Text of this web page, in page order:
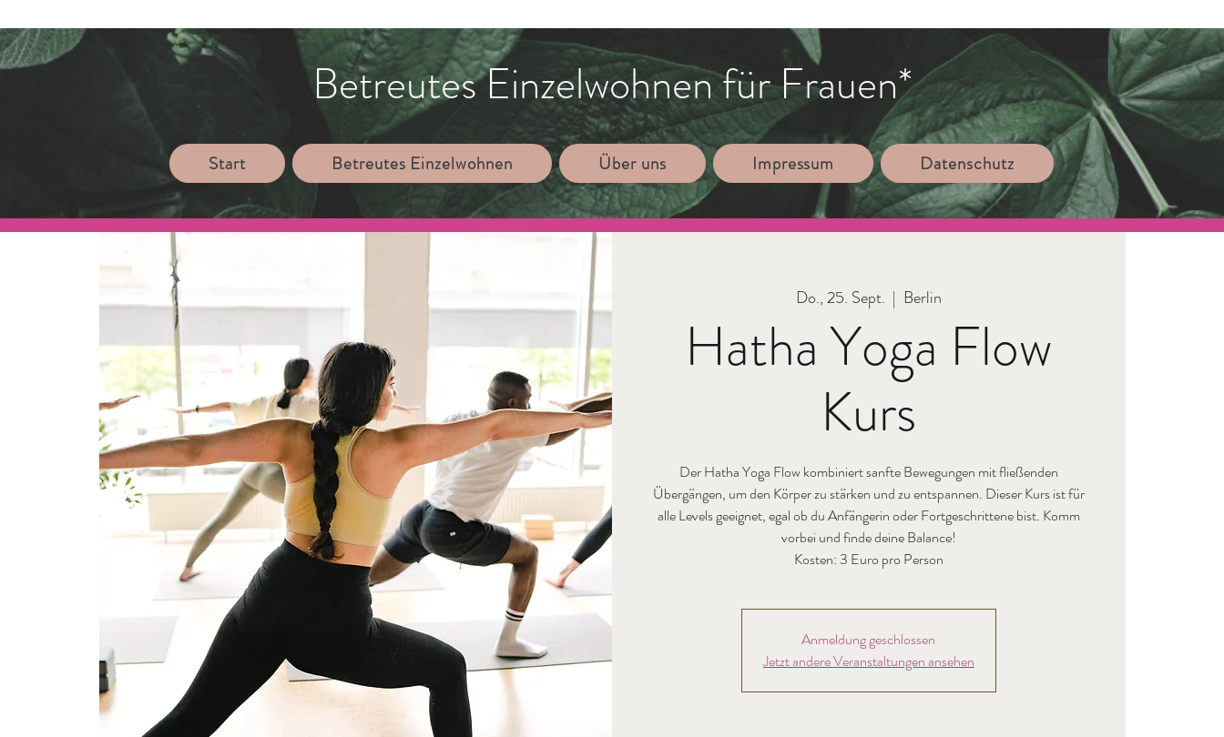
Betreutes Einzelwohnen für Frauen*
Start Betreutes Einzelwohnen Über uns Impressum Datenschutz
Do., 25. Sept.
  |
Berlin
Hatha Yoga Flow
Kurs
Der Hatha Yoga Flow kombiniert sanfte Bewegungen mit fließenden
Übergängen, um den Körper zu stärken und zu entspannen. Dieser Kurs ist für
alle Levels geeignet, egal ob du Anfängerin oder Fortgeschrittene bist. Komm
vorbei und finde deine Balance!
Kosten: 3 Euro pro Person
Anmeldung geschlossen
Jetzt andere Veranstaltungen ansehen